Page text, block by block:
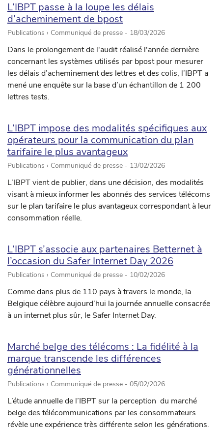
L’IBPT passe à la loupe les délais
d’acheminement de bpost
Publications › Communiqué de presse - 18/03/2026
Dans le prolongement de l'audit réalisé l'année dernière
concernant les systèmes utilisés par bpost pour mesurer
les délais d’acheminement des lettres et des colis, l’IBPT a
mené une enquête sur la base d’un échantillon de 1 200
lettres tests.
L’IBPT impose des modalités spécifiques aux
opérateurs pour la communication du plan
tarifaire le plus avantageux
Publications › Communiqué de presse - 13/02/2026
L’IBPT vient de publier, dans une décision, des modalités
visant à mieux informer les abonnés des services télécoms
sur le plan tarifaire le plus avantageux correspondant à leur
consommation réelle.
L’IBPT s’associe aux partenaires Betternet à
l’occasion du Safer Internet Day 2026
Publications › Communiqué de presse - 10/02/2026
Comme dans plus de 110 pays à travers le monde, la
Belgique célèbre aujourd’hui la journée annuelle consacrée
à un internet plus sûr, le Safer Internet Day.
Marché belge des télécoms : La fidélité à la
marque transcende les différences
générationnelles
Publications › Communiqué de presse - 05/02/2026
L’étude annuelle de l’IBPT sur la perception du marché
belge des télécommunications par les consommateurs
révèle une expérience très différente selon les générations.